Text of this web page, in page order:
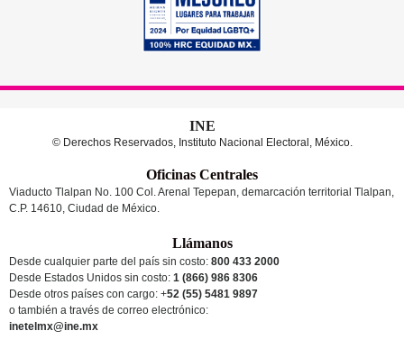
INE
© Derechos Reservados, Instituto Nacional Electoral, México.
Oficinas Centrales
Viaducto Tlalpan No. 100 Col. Arenal Tepepan, demarcación territorial Tlalpan,
C.P. 14610, Ciudad de México.
Llámanos
Desde cualquier parte del país sin costo: 800 433 2000
Desde Estados Unidos sin costo: 1 (866) 986 8306
Desde otros países con cargo: +52 (55) 5481 9897
o también a través de correo electrónico:
inetelmx@ine.mx